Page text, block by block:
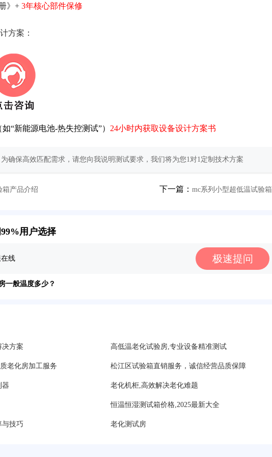
》+ 3年核心部件保修
方案：
“新能源电池-热失控测试”） 24小时内获取设备设计方案书
确保高效匹配需求，请您向我说明测试要求，我们将为您1对1定制技术方案
箱产品介绍 下一篇： mc系列小型超低温试验箱
用户选择
线 极速提问
求标准有哪些？
一般温度多少？
箱玻璃用什么材料？
房有多大的？
箱辐照时间是多久？
化柜与电池柜的区别？
决方案 高低温老化试验房,专业设备精准测试
老化房加工服务 松江区试验箱直销服务，诚信经营品质保障
器 老化机柜,高效解决老化难题
恒温恒湿测试箱价格,2025最新大全
与技巧 老化测试房